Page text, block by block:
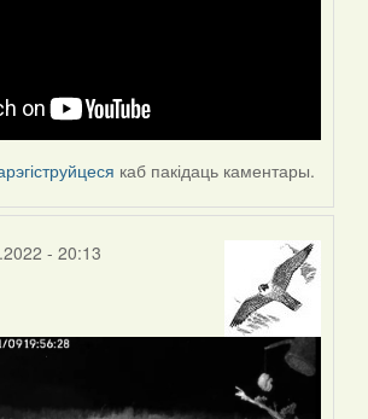
каб пакідаць каментары.
- 20:13